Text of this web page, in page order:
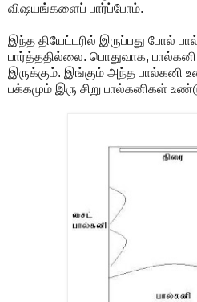
விஷயங்களைப் பார்ப்போம்.
இந்த தியேட்டரில் இருப்பது போல்
பார்த்ததில்லை. பொதுவாக, பால்கனி
இருக்கும். இங்கும் அந்த பால்கனி
பக்கமும் இரு சிறு பால்கனிகள்